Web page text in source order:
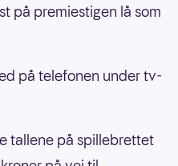
på premiestigen lå som
på telefonen under tv-
tallene på spillebrettet